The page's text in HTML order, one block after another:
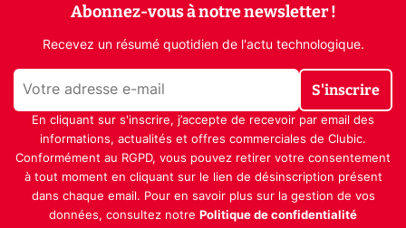
Abonnez-vous à notre newsletter !
Recevez un résumé quotidien de l'actu technologique.
S'inscrire
En cliquant sur s'inscrire, j’accepte de recevoir par email des
informations, actualités et offres commerciales de Clubic.
Conformément au RGPD, vous pouvez retirer votre consentement
à tout moment en cliquant sur le lien de désinscription présent
dans chaque email. Pour en savoir plus sur la gestion de vos
données, consultez notre Politique de confidentialité